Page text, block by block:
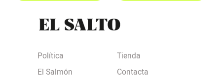
Política
El Salmón
Tienda
Contacta